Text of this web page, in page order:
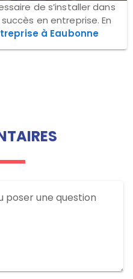
de s’installer dans
en entreprise. En
à Eaubonne
poser une question